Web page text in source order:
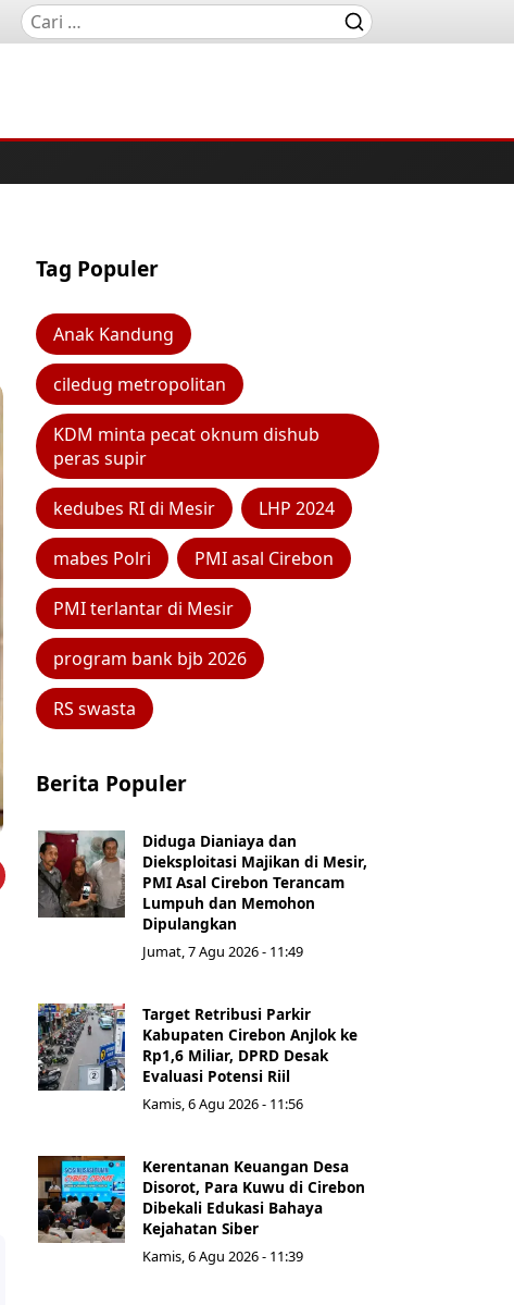
Tag Populer
Anak Kandung
ciledug metropolitan
KDM minta pecat oknum dishub
peras supir
kedubes RI di Mesir LHP 2024
mabes Polri PMI asal Cirebon
PMI terlantar di Mesir
program bank bjb 2026
RS swasta
Berita Populer
Diduga Dianiaya dan
Dieksploitasi Majikan di Mesir,
PMI Asal Cirebon Terancam
Lumpuh dan Memohon
Dipulangkan
Jumat, 7 Agu 2026 - 11:49
Target Retribusi Parkir
Kabupaten Cirebon Anjlok ke
Rp1,6 Miliar, DPRD Desak
Evaluasi Potensi Riil
Kamis, 6 Agu 2026 - 11:56
Kerentanan Keuangan Desa
Disorot, Para Kuwu di Cirebon
Dibekali Edukasi Bahaya
Kejahatan Siber
Kamis, 6 Agu 2026 - 11:39